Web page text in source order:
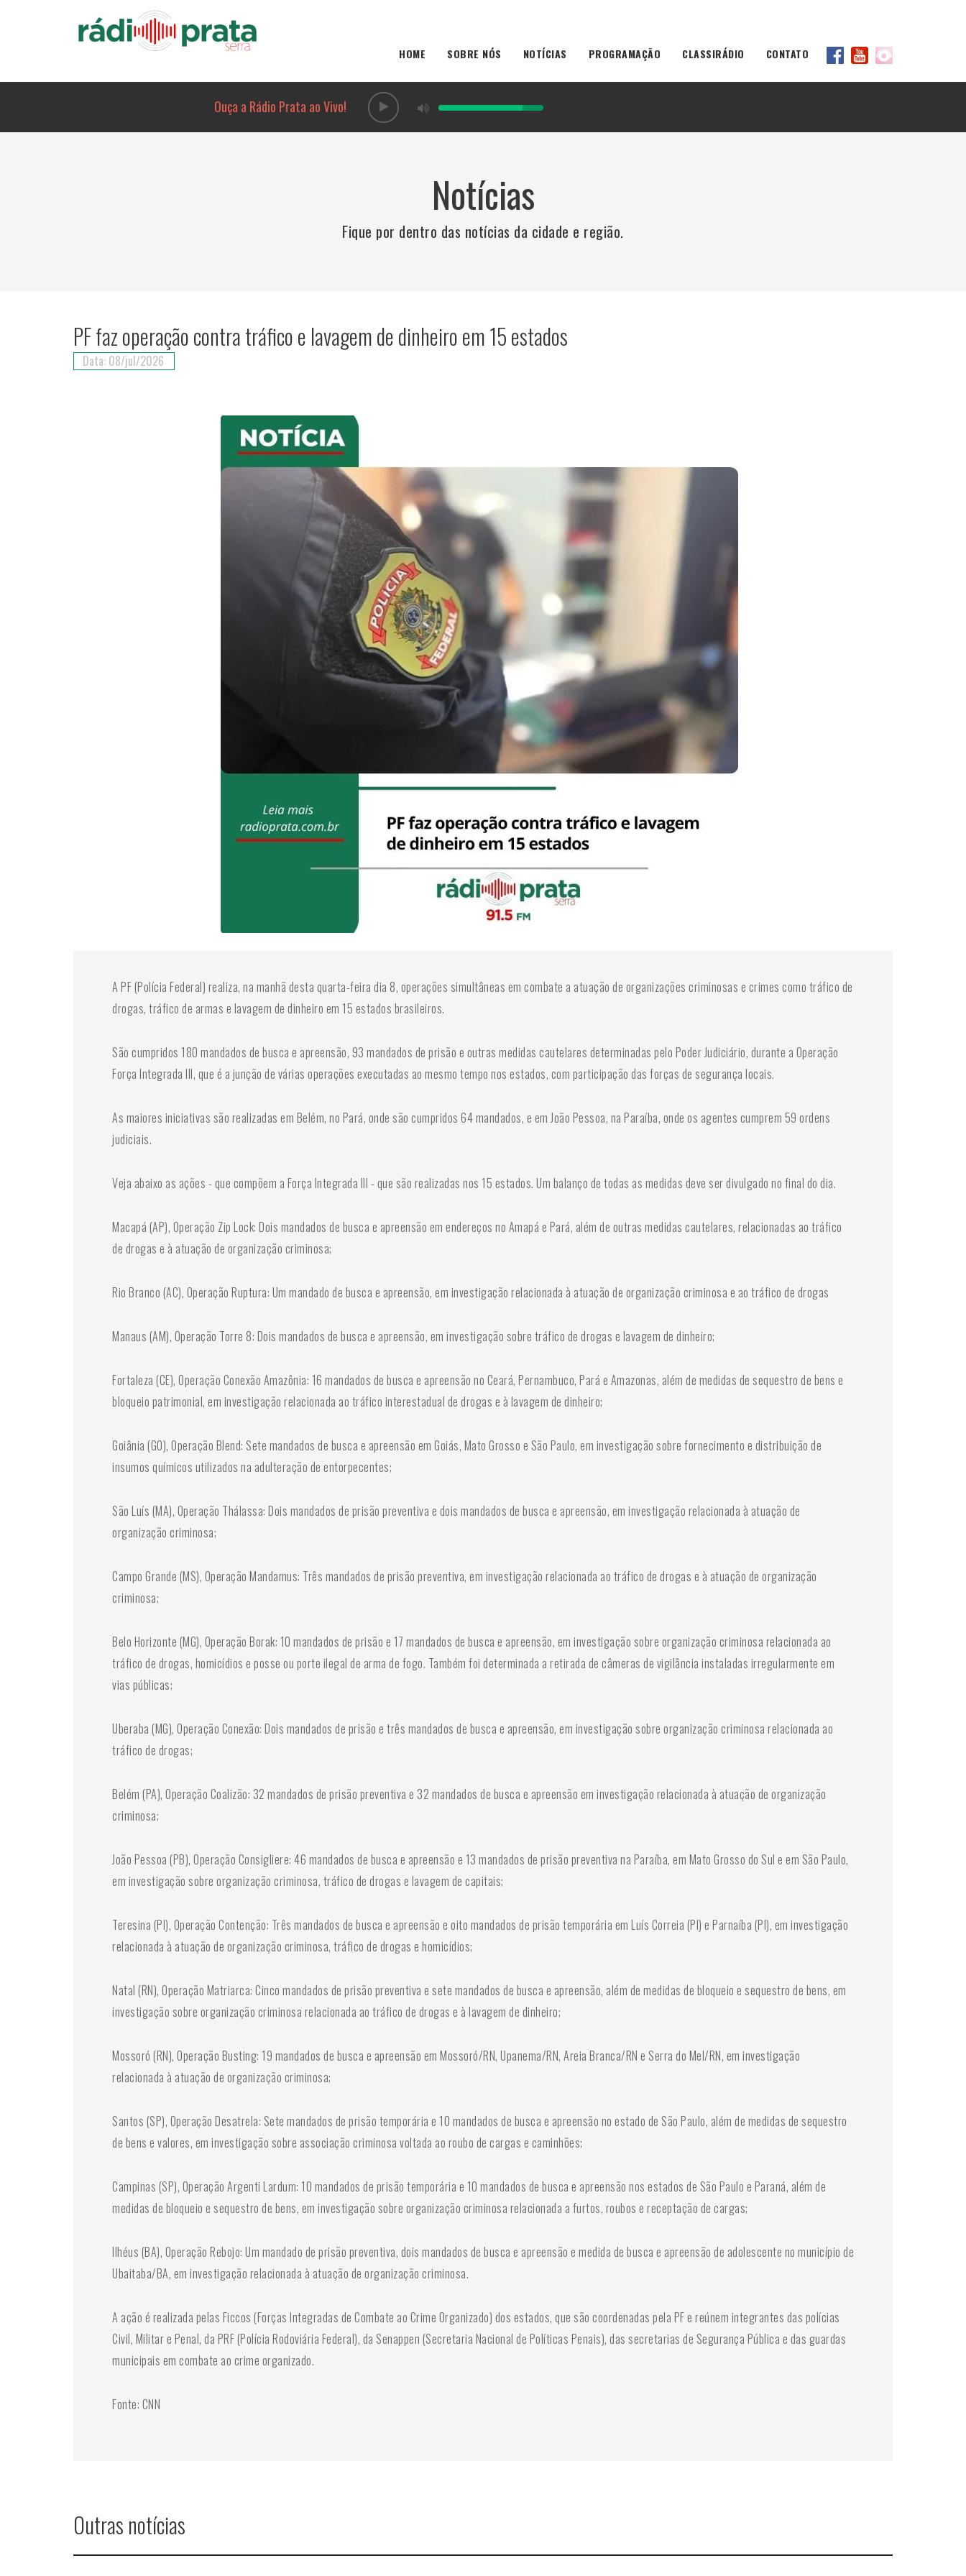
HOME SOBRE NÓS NOTÍCIAS PROGRAMAÇÃO CLASSIRÁDIO CONTATO
Ouça a Rádio Prata ao Vivo!
Notícias
Fique por dentro das notícias da cidade e região.
PF faz operação contra tráfico e lavagem de dinheiro em 15 estados
Data: 08/jul/2026
A PF (Polícia Federal) realiza, na manhã desta quarta-feira dia 8, operações simultâneas em combate a atuação de organizações criminosas e crimes como tráfico de
drogas, tráfico de armas e lavagem de dinheiro em 15 estados brasileiros.
São cumpridos 180 mandados de busca e apreensão, 93 mandados de prisão e outras medidas cautelares determinadas pelo Poder Judiciário, durante a Operação
Força Integrada III, que é a junção de várias operações executadas ao mesmo tempo nos estados, com participação das forças de segurança locais.
As maiores iniciativas são realizadas em Belém, no Pará, onde são cumpridos 64 mandados, e em João Pessoa, na Paraíba, onde os agentes cumprem 59 ordens
judiciais.
Veja abaixo as ações - que compõem a Força Integrada III - que são realizadas nos 15 estados. Um balanço de todas as medidas deve ser divulgado no final do dia.
Macapá (AP), Operação Zip Lock: Dois mandados de busca e apreensão em endereços no Amapá e Pará, além de outras medidas cautelares, relacionadas ao tráfico
de drogas e à atuação de organização criminosa;
Rio Branco (AC), Operação Ruptura: Um mandado de busca e apreensão, em investigação relacionada à atuação de organização criminosa e ao tráfico de drogas
Manaus (AM), Operação Torre 8: Dois mandados de busca e apreensão, em investigação sobre tráfico de drogas e lavagem de dinheiro;
Fortaleza (CE), Operação Conexão Amazônia: 16 mandados de busca e apreensão no Ceará, Pernambuco, Pará e Amazonas, além de medidas de sequestro de bens e
bloqueio patrimonial, em investigação relacionada ao tráfico interestadual de drogas e à lavagem de dinheiro;
Goiânia (GO), Operação Blend: Sete mandados de busca e apreensão em Goiás, Mato Grosso e São Paulo, em investigação sobre fornecimento e distribuição de
insumos químicos utilizados na adulteração de entorpecentes;
São Luís (MA), Operação Thálassa: Dois mandados de prisão preventiva e dois mandados de busca e apreensão, em investigação relacionada à atuação de
organização criminosa;
Campo Grande (MS), Operação Mandamus: Três mandados de prisão preventiva, em investigação relacionada ao tráfico de drogas e à atuação de organização
criminosa;
Belo Horizonte (MG), Operação Borak: 10 mandados de prisão e 17 mandados de busca e apreensão, em investigação sobre organização criminosa relacionada ao
tráfico de drogas, homicídios e posse ou porte ilegal de arma de fogo. Também foi determinada a retirada de câmeras de vigilância instaladas irregularmente em
vias públicas;
Uberaba (MG), Operação Conexão: Dois mandados de prisão e três mandados de busca e apreensão, em investigação sobre organização criminosa relacionada ao
tráfico de drogas;
Belém (PA), Operação Coalizão: 32 mandados de prisão preventiva e 32 mandados de busca e apreensão em investigação relacionada à atuação de organização
criminosa;
João Pessoa (PB), Operação Consigliere: 46 mandados de busca e apreensão e 13 mandados de prisão preventiva na Paraíba, em Mato Grosso do Sul e em São Paulo,
em investigação sobre organização criminosa, tráfico de drogas e lavagem de capitais;
Teresina (PI), Operação Contenção: Três mandados de busca e apreensão e oito mandados de prisão temporária em Luís Correia (PI) e Parnaíba (PI), em investigação
relacionada à atuação de organização criminosa, tráfico de drogas e homicídios;
Natal (RN), Operação Matriarca: Cinco mandados de prisão preventiva e sete mandados de busca e apreensão, além de medidas de bloqueio e sequestro de bens, em
investigação sobre organização criminosa relacionada ao tráfico de drogas e à lavagem de dinheiro;
Mossoró (RN), Operação Busting: 19 mandados de busca e apreensão em Mossoró/RN, Upanema/RN, Areia Branca/RN e Serra do Mel/RN, em investigação
relacionada à atuação de organização criminosa;
Santos (SP), Operação Desatrela: Sete mandados de prisão temporária e 10 mandados de busca e apreensão no estado de São Paulo, além de medidas de sequestro
de bens e valores, em investigação sobre associação criminosa voltada ao roubo de cargas e caminhões;
Campinas (SP), Operação Argenti Lardum: 10 mandados de prisão temporária e 10 mandados de busca e apreensão nos estados de São Paulo e Paraná, além de
medidas de bloqueio e sequestro de bens, em investigação sobre organização criminosa relacionada a furtos, roubos e receptação de cargas;
Ilhéus (BA), Operação Rebojo: Um mandado de prisão preventiva, dois mandados de busca e apreensão e medida de busca e apreensão de adolescente no município de
Ubaitaba/BA, em investigação relacionada à atuação de organização criminosa.
A ação é realizada pelas Ficcos (Forças Integradas de Combate ao Crime Organizado) dos estados, que são coordenadas pela PF e reúnem integrantes das polícias
Civil, Militar e Penal, da PRF (Polícia Rodoviária Federal), da Senappen (Secretaria Nacional de Políticas Penais), das secretarias de Segurança Pública e das guardas
municipais em combate ao crime organizado.
Fonte: CNN
Outras notícias